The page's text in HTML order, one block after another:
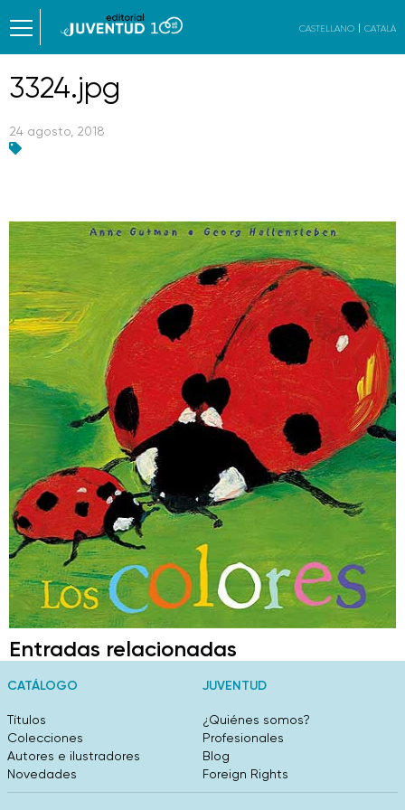
CASTELLANO CATALÀ
3324.jpg
24 agosto, 2018
Entradas relacionadas
CATÁLOGO
Títulos
Colecciones
Autores e ilustradores
Novedades
JUVENTUD
¿Quiénes somos?
Profesionales
Blog
Foreign Rights